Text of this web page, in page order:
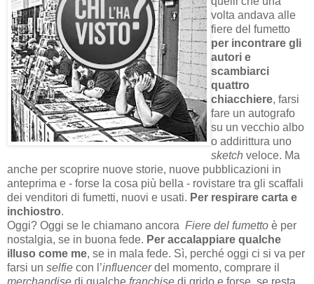
volta andava alle
fiere del fumetto
per incontrare gli
autori e
scambiarci
quattro
chiacchiere, farsi
fare un autografo
su un vecchio albo
o addirittura uno
sketchveloce. Ma
anche per scoprire nuove storie, nuove pubblicazioni in
anteprima e - forse la cosa più bella - rovistare tra gli scaffali
dei venditori di fumetti, nuovi e usati. Per respirare carta e
inchiostro.
Oggi? Oggi se le chiamano ancora Fiere del fumetto è per
nostalgia, se in buona fede. Per accalappiare qualche
illuso come me, se in mala fede. Sì, perché oggi ci si va per
farsi un selfie con l’influencerdel momento, comprare il
merchandise di qualche franchise di grido e forse, se resta